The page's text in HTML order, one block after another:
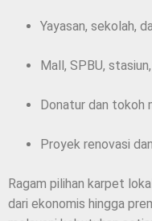
Yayasan, sekolah,
Mall, SPBU,
Donatur dan tokoh
Proyek renovasi
Ragam pilihan karpet
dari ekonomis hingga